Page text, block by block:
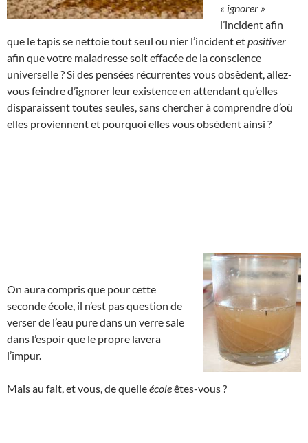
« ignorer »
l’incident afin
que le tapis se nettoie tout seul ou nier l’incident etpositiver
afin que votre maladresse soit effacée de la conscience
universelle ? Si des pensées récurrentes vous obsèdent, allez-
vous feindre d’ignorer leur existence en attendant qu’elles
disparaissent toutes seules, sans chercher à comprendre d’où
elles proviennent et pourquoi elles vous obsèdent ainsi ?
On aura compris que pour cette
seconde école, il n’est pas question de
verser de l’eau pure dans un verre sale
dans l’espoir que le propre lavera
l’impur.
Mais au fait, et vous, de quelleécoleêtes-vous ?